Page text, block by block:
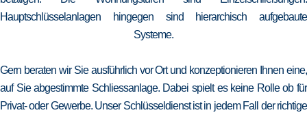
Hauptschlüsselanlagen hingegen sind hierarchisch aufgebaute
Systeme.
Gern beraten wir Sie ausführlich vor Ort und konzeptionieren Ihnen eine,
auf Sie abgestimmte Schliessanlage. Dabei spielt es keine Rolle ob für
Privat- oder Gewerbe. Unser Schlüsseldienst ist in jedem Fall der richtige